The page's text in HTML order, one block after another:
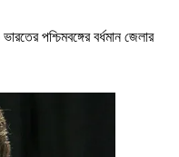
পশ্চিমবঙ্গের বর্ধমান জেলার